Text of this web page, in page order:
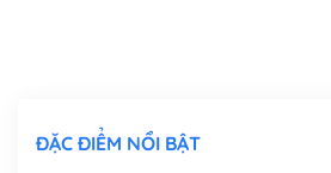
Mua thêm Host + Tên miền
ĐẶC ĐIỂM NỔI BẬT